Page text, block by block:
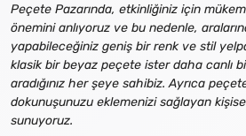
Peçete Pazarında, etkinliğiniz için
önemini anlıyoruz ve bu nedenle,
yapabileceğiniz geniş bir renk ve stil
klasik bir beyaz peçete ister daha canlı
aradığınız her şeye sahibiz. Ayrıca
dokunuşunuzu eklemenizi sağlayan
sunuyoruz.